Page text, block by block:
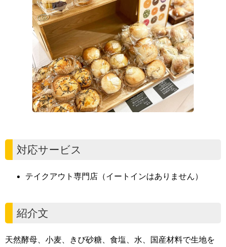
対応サービス
テイクアウト専門店（イートインはありません）
紹介文
天然酵母、小麦、きび砂糖、食塩、水、国産材料で生地を